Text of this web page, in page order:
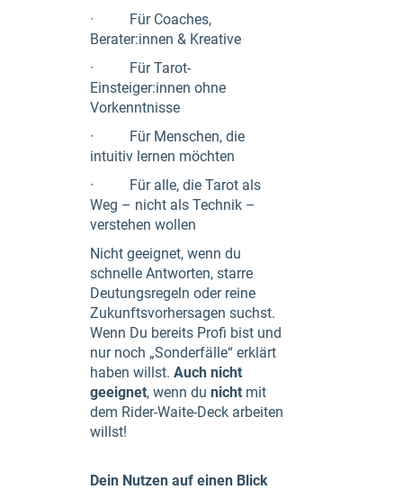
· Für Coaches,
Berater:innen & Kreative
· Für Tarot-
Einsteiger:innen ohne
Vorkenntnisse
· Für Menschen, die
intuitiv lernen möchten
· Für alle, die Tarot als
Weg – nicht als Technik –
verstehen wollen
Nicht geeignet, wenn du
schnelle Antworten, starre
Deutungsregeln oder reine
Zukunftsvorhersagen suchst.
Wenn Du bereits Profi bist und
nur noch „Sonderfälle“ erklärt
haben willst. Auch nicht
geeignet, wenn du nicht mit
dem Rider-Waite-Deck arbeiten
willst!
Dein Nutzen auf einen Blick